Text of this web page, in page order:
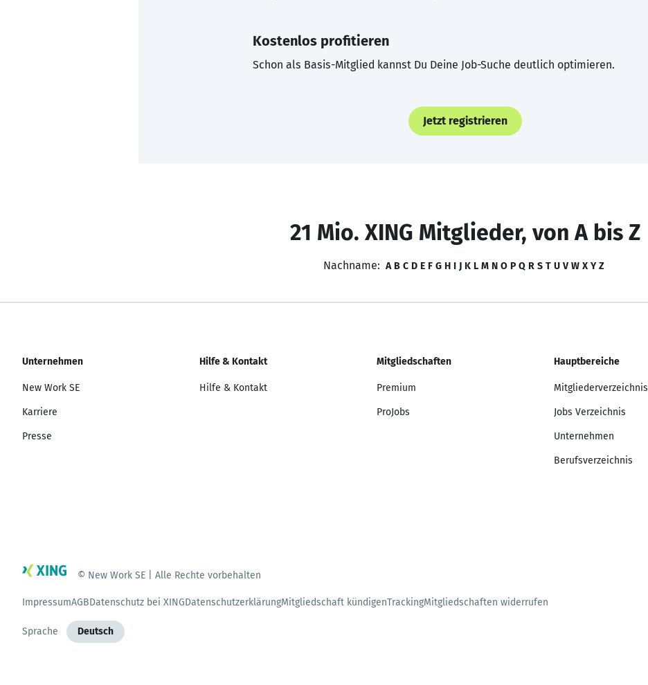
Kostenlos profitieren
Schon als Basis-Mitglied kannst Du Deine Job-Suche deutlich optimieren.
Jetzt registrieren
21 Mio. XING Mitglieder, von A bis Z
Nachname: A B C D E F G H I J K L M N O P Q R S T U V W X Y Z
Unternehmen
New Work SE
Karriere
Presse
Hilfe & Kontakt
Hilfe & Kontakt
Mitgliedschaften
Premium
ProJobs
Hauptbereiche
Mitgliederverzeichnis
Jobs Verzeichnis
Unternehmen
Berufsverzeichnis
© New Work SE | Alle Rechte vorbehalten
ImpressumAGBDatenschutz bei XINGDatenschutzerklärungMitgliedschaft kündigenTrackingMitgliedschaften widerrufen
Sprache Deutsch